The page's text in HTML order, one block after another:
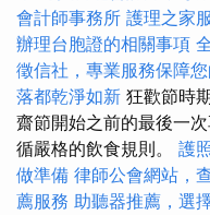
會計師事務所 護理之家
辦理台胞證的相關事項
徵信社，專業服務保障
落都乾淨如新 狂歡節時
齋節開始之前的最後一
循嚴格的飲食規則。 護
做準備 律師公會網站，
薦服務 助聽器推薦，選